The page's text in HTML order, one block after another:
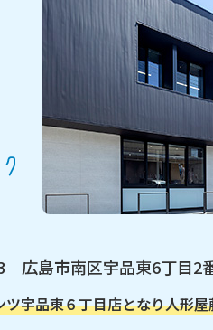
広島市南区宇品東6丁目2
ツ宇品東６丁目店となり人形屋